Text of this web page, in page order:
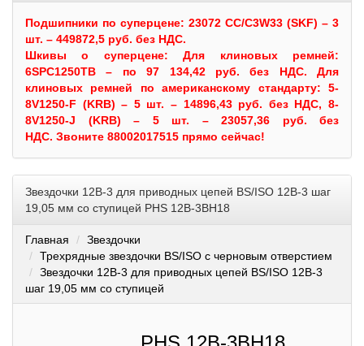
Подшипники по суперцене: 23072 CC/C3W33 (SKF) – 3
шт. – 449872,5 руб. без НДС.
Шкивыо суперцене:Для клиновых ремней:
6SPC1250TB – по 97 134,42 руб. без НДС. Для
клиновых ремней по американскому стандарту: 5-
8V1250-F (KRB) – 5 шт. – 14896,43 руб. без НДС, 8-
8V1250-J (KRB) – 5 шт. – 23057,36 руб. без
НДС. Звоните 88002017515 прямо сейчас!
Звездочки 12B-3 для приводных цепей BS/ISO 12B-3 шаг
19,05 мм со ступицей PHS 12B-3BH18
Главная
Звездочки
Трехрядные звездочки BS/ISO с черновым отверстием
Звездочки 12B-3 для приводных цепей BS/ISO 12B-3
шаг 19,05 мм со ступицей